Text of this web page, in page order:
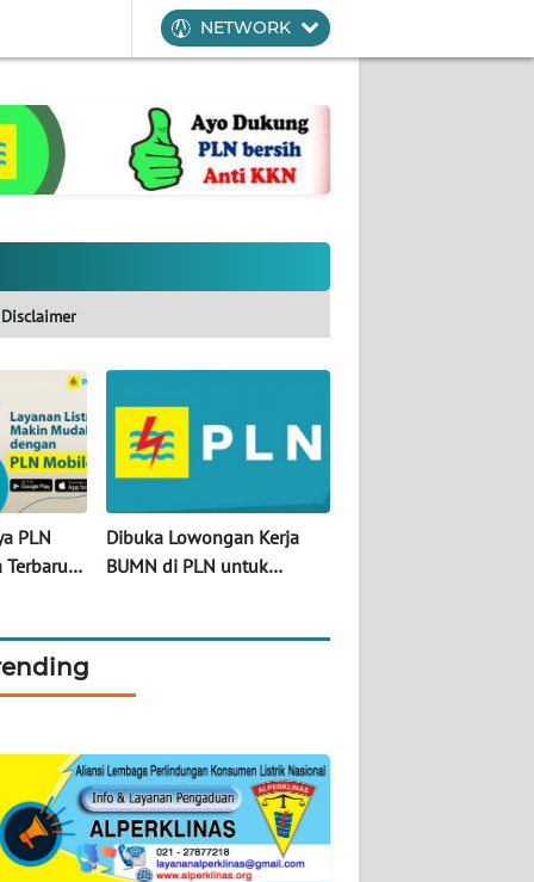
NETWORK
Disclaimer
PLN
Dibuka Lowongan Kerja
BUMN di PLN untuk